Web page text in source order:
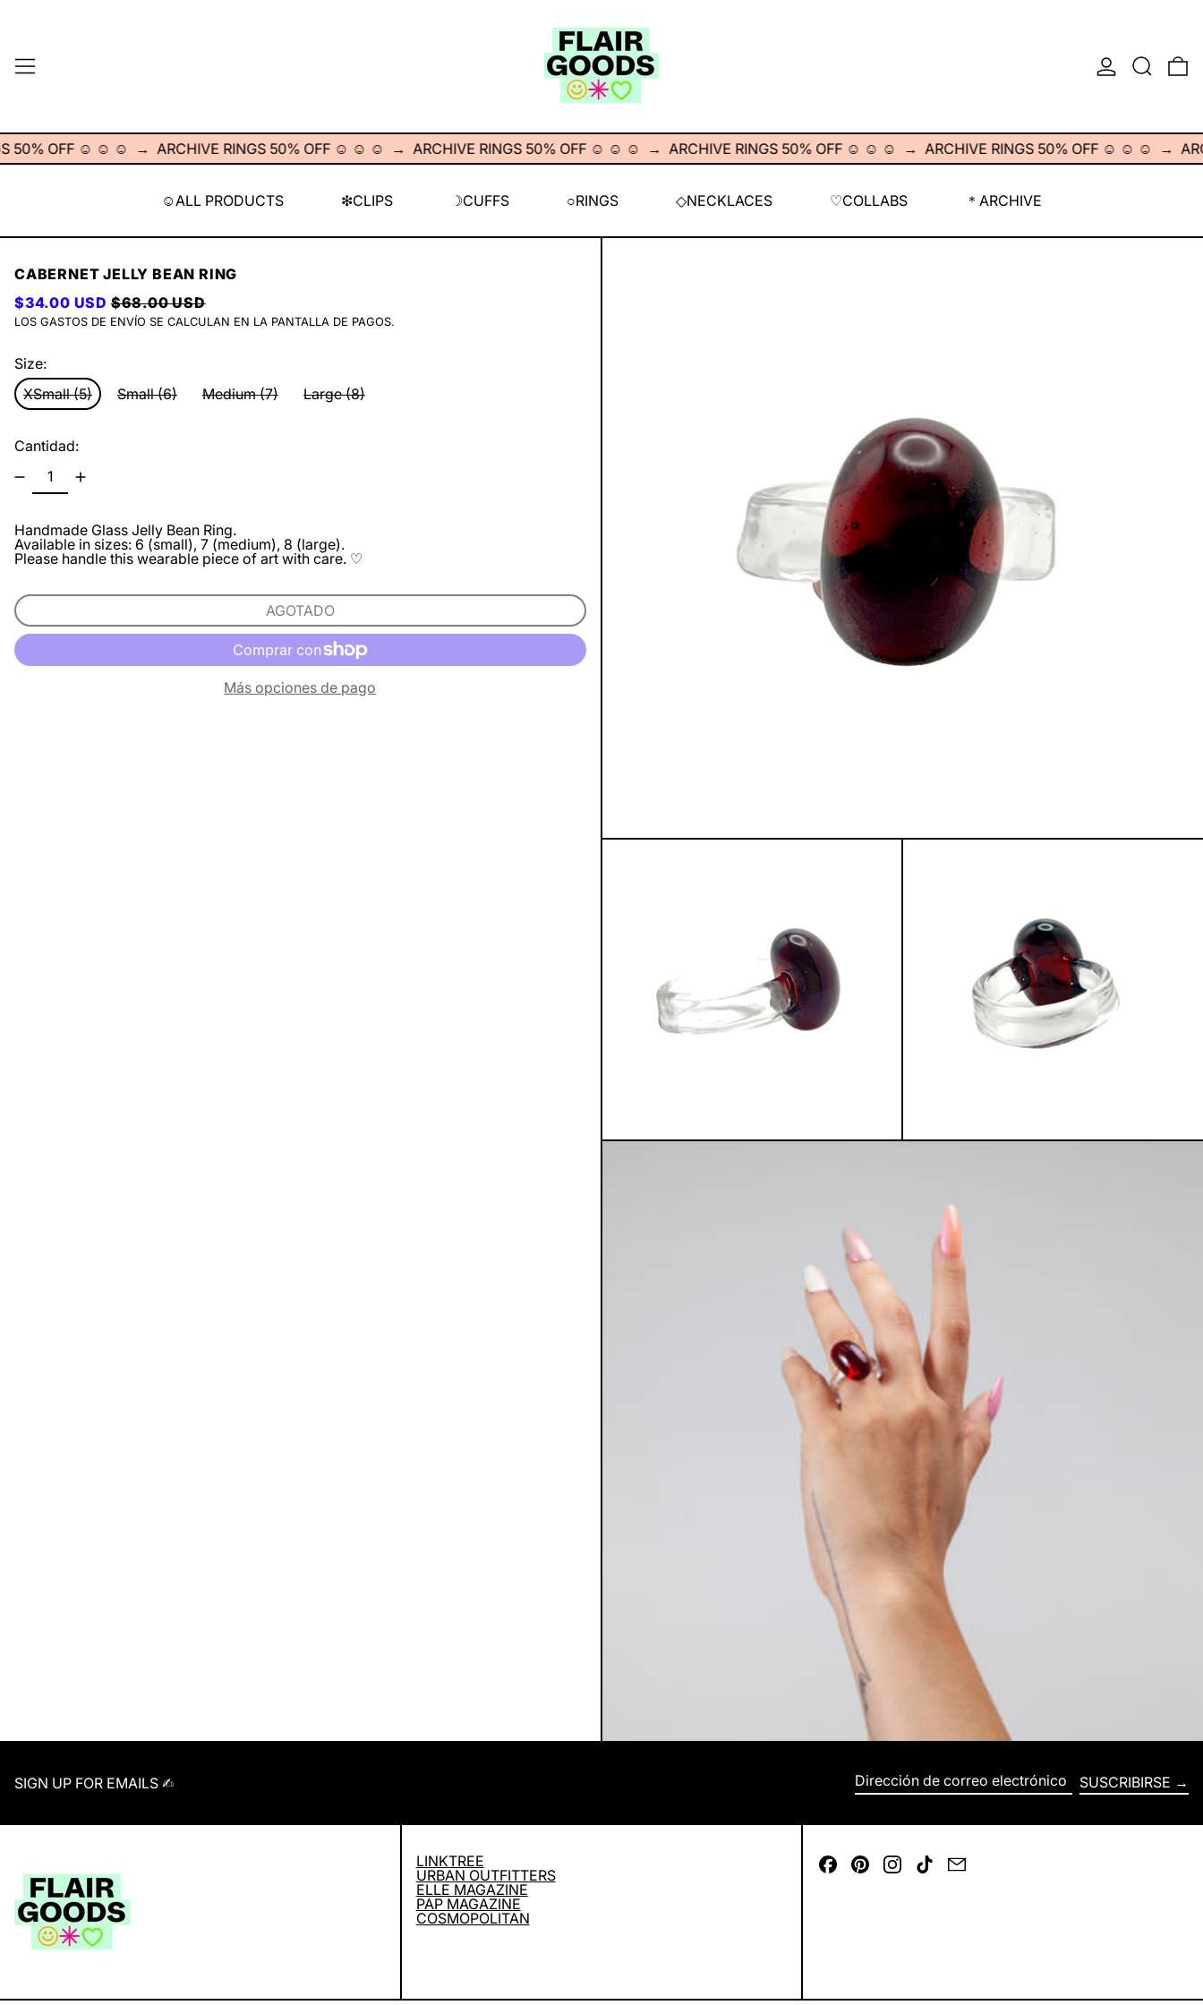
MENÚ INGRESARBUSCAR
OFF ☺︎ ☺︎ ☺︎ → ARCHIVE RINGS 50% OFF ☺︎ ☺︎ ☺︎ → ARCHIVE RINGS 50% OFF ☺︎ ☺︎ ☺︎ → ARCHIVE RINGS 50% OFF ☺︎ ☺︎ ☺︎ → ARCHIVE RINGS 50% OFF ☺︎ ☺︎ ☺︎ →
☺︎ALL PRODUCTS ❇︎CLIPS ☽CUFFS ○RINGS ◇NECKLACES ♡COLLABS ＊ARCHIVE
CABERNET JELLY BEAN RING
PRECIO HABITUAL
$34.00 USD PRECIO DE VENTA
$68.00 USD
LOS GASTOS DE ENVÍO SE CALCULAN EN LA PANTALLA DE PAGOS.
Size:
XSmall (5)
Small (6) Medium (7) Large (8)
Cantidad:
Handmade Glass Jelly Bean Ring.
Available in sizes: 6 (small), 7 (medium), 8 (large).
Please handle this wearable piece of art with care. ♡
AGOTADO
Más opciones de pago
SIGN UP FOR EMAILS ✍︎
Dirección de correo electrónico
SUSCRIBIRSE
LINKTREE
URBAN OUTFITTERS
ELLE MAGAZINE
PAP MAGAZINE
COSMOPOLITAN
FacebookPinterestInstagram
TikTok